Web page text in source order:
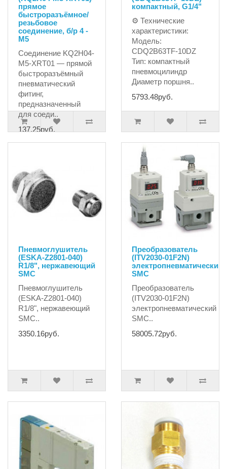
прямое
быстроразъёмное/
резьбовое
соединение, б/р 4 -
M5
Соединение KQ2H04-
M5-XRT01 — прямой
быстроразъёмный
пневматический
фитинг,
предназначенный
для соеди..
137.25руб.
компактный, G1/4"
⚙ Технические
характеристики:
Модель:
CDQ2B63TF-10DZ
Тип: компактный
пневмоцилиндр
Диаметр поршня..
5793.48руб.
Пневмоглушитель
(ESKA-Z2801-040)
R1/8", нержавеющий
SMC
Пневмоглушитель
(ESKA-Z2801-040)
R1/8", нержавеющий
SMC..
3350.16руб.
Преобразователь
(ITV2030-01F2N)
электропневматический
SMC
Преобразователь
(ITV2030-01F2N)
электропневматический
SMC..
58005.72руб.